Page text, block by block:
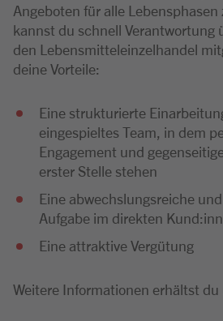
Angeboten für alle Lebensphasen
kannst du schnell Verantwortung
den Lebensmitteleinzelhandel
deine Vorteile:
Eine strukturierte
eingespieltes Team, in dem
Engagement und
erster Stelle stehen
Eine abwechslungsreiche
Aufgabe im direkten
Eine attraktive Vergütung
Weitere Informationen erhältst